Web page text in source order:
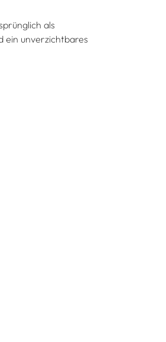
als
ein unverzichtbares